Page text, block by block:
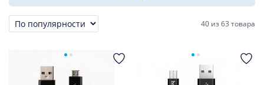
Сортировка 40 из63 товара